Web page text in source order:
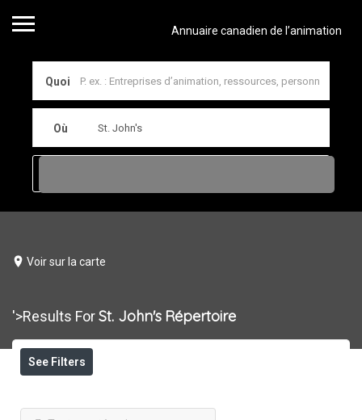
Annuaire canadien de l’animation
Quoi
Où
Voir sur la carte
'>Results ForSt. John's Répertoire
See Filters